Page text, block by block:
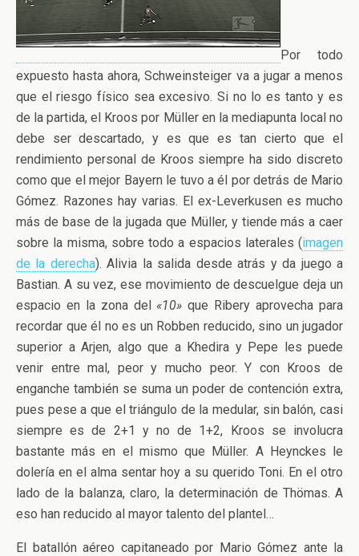
Por todo
expuesto hasta ahora, Schweinsteiger va a jugar a menos
que el riesgo físico sea excesivo. Si no lo es tanto y es
de la partida, el Kroos por Müller en la mediapunta local no
debe ser descartado, y es que es tan cierto que el
rendimiento personal de Kroos siempre ha sido discreto
como que el mejor Bayern le tuvo a él por detrás de Mario
Gómez. Razones hay varias. El ex-Leverkusen es mucho
más de base de la jugada que Müller, y tiende más a caer
sobre la misma, sobre todo a espacios laterales (imagen
de la derecha). Alivia la salida desde atrás y da juego a
Bastian. A su vez, ese movimiento de descuelgue deja un
espacio en la zona del «10» que Ribery aprovecha para
recordar que él no es un Robben reducido, sino un jugador
superior a Arjen, algo que a Khedira y Pepe les puede
venir entre mal, peor y mucho peor. Y con Kroos de
enganche también se suma un poder de contención extra,
pues pese a que el triángulo de la medular, sin balón, casi
siempre es de 2+1 y no de 1+2, Kroos se involucra
bastante más en el mismo que Müller. A Heynckes le
dolería en el alma sentar hoy a su querido Toni. En el otro
lado de la balanza, claro, la determinación de Thömas. A
eso han reducido al mayor talento del plantel…
El batallón aéreo capitaneado por Mario Gómez ante la